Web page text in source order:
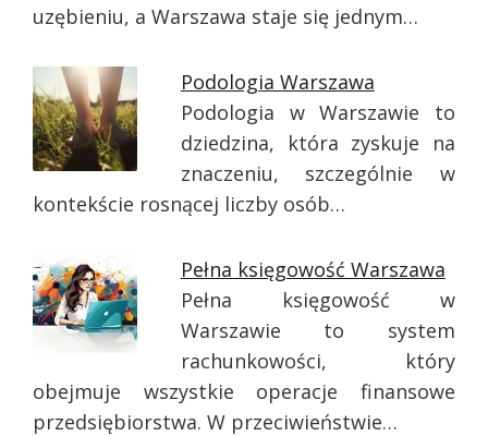
uzębieniu, a Warszawa staje się jednym…
Podologia Warszawa
Podologia w Warszawie to
dziedzina, która zyskuje na
znaczeniu, szczególnie w
kontekście rosnącej liczby osób…
Pełna księgowość Warszawa
Pełna księgowość w
Warszawie to system
rachunkowości, który
obejmuje wszystkie operacje finansowe
przedsiębiorstwa. W przeciwieństwie…